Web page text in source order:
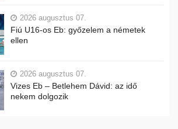
2026 augusztus 07.
Fiú U16-os Eb: győzelem a németek
ellen
2026 augusztus 07.
Vizes Eb – Betlehem Dávid: az idő
nekem dolgozik